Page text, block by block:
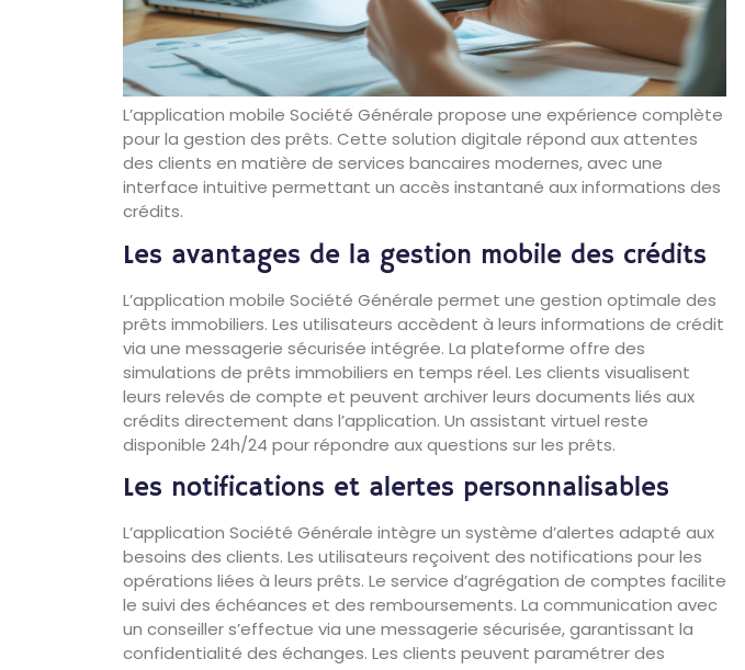
L’application mobile Société Générale propose une expérience complète
pour la gestion des prêts. Cette solution digitale répond aux attentes
des clients en matière de services bancaires modernes, avec une
interface intuitive permettant un accès instantané aux informations des
crédits.
Les avantages de la gestion mobile des crédits
L’application mobile Société Générale permet une gestion optimale des
prêts immobiliers. Les utilisateurs accèdent à leurs informations de crédit
via une messagerie sécurisée intégrée. La plateforme offre des
simulations de prêts immobiliers en temps réel. Les clients visualisent
leurs relevés de compte et peuvent archiver leurs documents liés aux
crédits directement dans l’application. Un assistant virtuel reste
disponible 24h/24 pour répondre aux questions sur les prêts.
Les notifications et alertes personnalisables
L’application Société Générale intègre un système d’alertes adapté aux
besoins des clients. Les utilisateurs reçoivent des notifications pour les
opérations liées à leurs prêts. Le service d’agrégation de comptes facilite
le suivi des échéances et des remboursements. La communication avec
un conseiller s’effectue via une messagerie sécurisée, garantissant la
confidentialité des échanges. Les clients peuvent paramétrer des